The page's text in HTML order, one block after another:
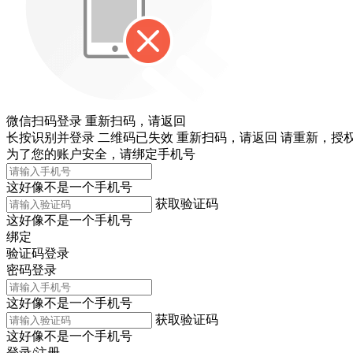
微信扫码登录 重新扫码， 请返回
长按识别并登录 二维码已失效 重新扫码， 请返回 请重新， 授
为了您的账户安全，请绑定手机号
这好像不是一个手机号
获取验证码
这好像不是一个手机号
绑定
验证码登录
密码登录
这好像不是一个手机号
获取验证码
这好像不是一个手机号